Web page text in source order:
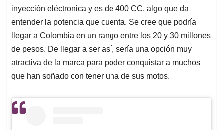
inyección eléctronica y es de 400 CC, algo que da
entender la potencia que cuenta. Se cree que podría
llegar a Colombia en un rango entre los 20 y 30 millones
de pesos. De llegar a ser así, sería una opción muy
atractiva de la marca para poder conquistar a muchos
que han soñado con tener una de sus motos.